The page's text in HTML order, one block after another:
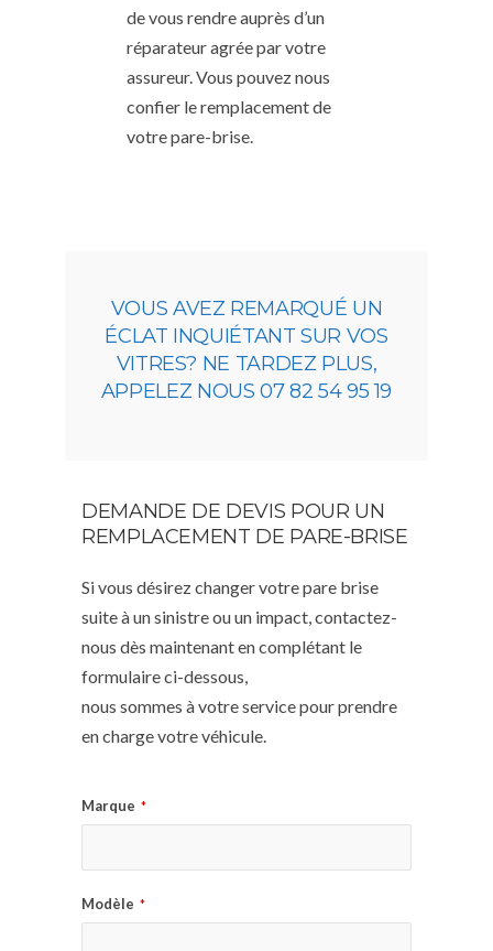
de vous rendre auprès d’un
réparateur agrée par votre
assureur. Vous pouvez nous
confier le remplacement de
votre pare-brise.
VOUS AVEZ REMARQUÉ UN
ÉCLAT INQUIÉTANT SUR VOS
VITRES? NE TARDEZ PLUS,
APPELEZ NOUS 07 82 54 95 19
DEMANDE DE DEVIS POUR UN
REMPLACEMENT DE PARE-BRISE
Si vous désirez changer votre pare brise
suite à un sinistre ou un impact, contactez-
nous dès maintenant en complétant le
formulaire ci-dessous,
nous sommes à votre service pour prendre
en charge votre véhicule.
Marque *
Modèle *